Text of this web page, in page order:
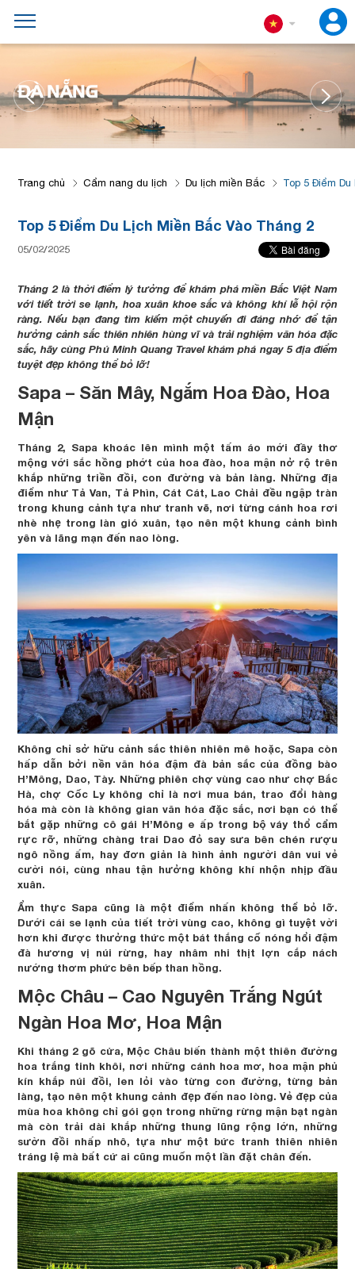
ĐÀ NẴNG
Trang chủ Cẩm nang du lịch Du lịch miền Bắc Top 5 Điểm
Top 5 Điểm Du Lịch Miền Bắc Vào Tháng 2
05/02/2025
Tháng 2 là thời điểm lý tưởng để khám phá miền Bắc Việt Nam
với tiết trời se lạnh, hoa xuân khoe sắc và không khí lễ hội rộn
ràng. Nếu bạn đang tìm kiếm một chuyến đi đáng nhớ để tận
hưởng cảnh sắc thiên nhiên hùng vĩ và trải nghiệm văn hóa đặc
sắc, hãy cùng Phú Minh Quang Travel khám phá ngay 5 địa điểm
tuyệt đẹp không thể bỏ lỡ!
Sapa – Săn Mây, Ngắm Hoa Đào, Hoa
Mận
Tháng 2, Sapa khoác lên mình một tấm áo mới đầy thơ
mộng với sắc hồng phớt của hoa đào, hoa mận nở rộ trên
khắp những triền đồi, con đường và bản làng. Những địa
điểm như Tả Van, Tả Phìn, Cát Cát, Lao Chải đều ngập tràn
trong khung cảnh tựa như tranh vẽ, nơi từng cánh hoa rơi
nhè nhẹ trong làn gió xuân, tạo nên một khung cảnh bình
yên và lãng mạn đến nao lòng.
Không chỉ sở hữu cảnh sắc thiên nhiên mê hoặc, Sapa còn
hấp dẫn bởi nền văn hóa đậm đà bản sắc của đồng bào
H’Mông, Dao, Tày. Những phiên chợ vùng cao như chợ Bắc
Hà, chợ Cốc Ly không chỉ là nơi mua bán, trao đổi hàng
hóa mà còn là không gian văn hóa đặc sắc, nơi bạn có thể
bắt gặp những cô gái H’Mông e ấp trong bộ váy thổ cẩm
rực rỡ, những chàng trai Dao đỏ say sưa bên chén rượu
ngô nồng ấm, hay đơn giản là hình ảnh người dân vui vẻ
cười nói, cùng nhau tận hưởng không khí nhộn nhịp đầu
xuân.
Ẩm thực Sapa cũng là một điểm nhấn không thể bỏ lỡ.
Dưới cái se lạnh của tiết trời vùng cao, không gì tuyệt vời
hơn khi được thưởng thức một bát thắng cố nóng hổi đậm
đà hương vị núi rừng, hay nhâm nhi thịt lợn cắp nách
nướng thơm phức bên bếp than hồng.
Mộc Châu – Cao Nguyên Trắng Ngút
Ngàn Hoa Mơ, Hoa Mận
Khi tháng 2 gõ cửa, Mộc Châu biến thành một thiên đường
hoa trắng tinh khôi, nơi những cánh hoa mơ, hoa mận phủ
kín khắp núi đồi, len lỏi vào từng con đường, từng bản
làng, tạo nên một khung cảnh đẹp đến nao lòng. Vẻ đẹp của
mùa hoa không chỉ gói gọn trong những rừng mận bạt ngàn
mà còn trải dài khắp những thung lũng rộng lớn, những
sườn đồi nhấp nhô, tựa như một bức tranh thiên nhiên
tráng lệ mà bất cứ ai cũng muốn một lần đặt chân đến.